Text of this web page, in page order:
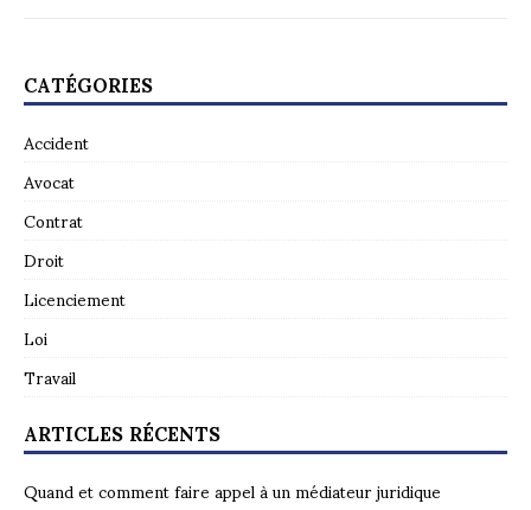
CATÉGORIES
Accident
Avocat
Contrat
Droit
Licenciement
Loi
Travail
ARTICLES RÉCENTS
Quand et comment faire appel à un médiateur juridique